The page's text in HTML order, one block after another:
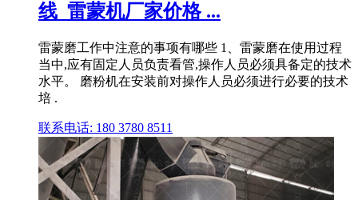
线_雷蒙机厂家价格 ...
雷蒙磨工作中注意的事项有哪些 1、雷蒙磨在使用过程
当中,应有固定人员负责看管,操作人员必须具备定的技术
水平。 磨粉机在安装前对操作人员必须进行必要的技术
培 .
联系电话: 180 3780 8511